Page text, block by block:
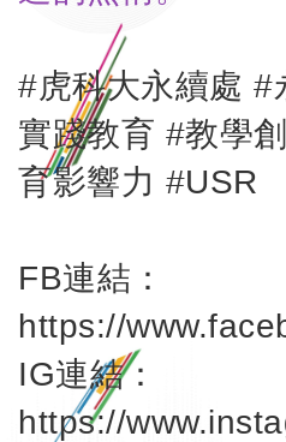
#虎科大永續處 #
實踐教育 #教學
育影響力 #USR
FB連結：
https://
IG連結：
https://